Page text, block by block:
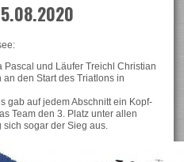
und Läufer Treichl Christian
den Start des Triatlons in
gab auf jedem Abschnitt ein Kopf-
Team den 3. Platz unter allen
sogar der Sieg aus.